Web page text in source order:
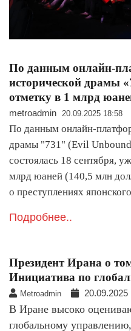
По данным онлайн-
исторической драмы
отметку в 1 млрд
metroadmin 20.09.2025 18:58
По данным онлайн-
драмы "731" (Evil
состоялась 18 сентября,
млрд юаней (140,5 млн
о преступлениях
Подробнее..
Президент Ирана о
Инициатива по
Metroadmin 20.09.2025
В Иране высоко
глобальному